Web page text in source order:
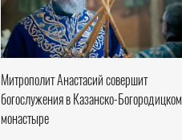
Митрополит Анастасий совершит
богослужения в Казанско-Богородицком
монастыре